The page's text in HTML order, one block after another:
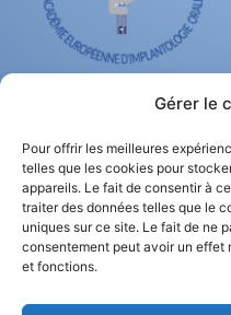
Gérer le
Pour offrir les meilleures
telles que les cookies pour
appareils. Le fait de consentir à
traiter des données telles que le
uniques sur ce site. Le fait de ne
consentement peut avoir un
et fonctions.
implantologie
Plus d'informations